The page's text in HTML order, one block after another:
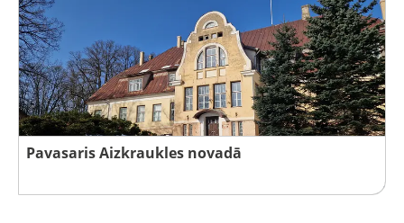
Pavasaris Aizkraukles novadā